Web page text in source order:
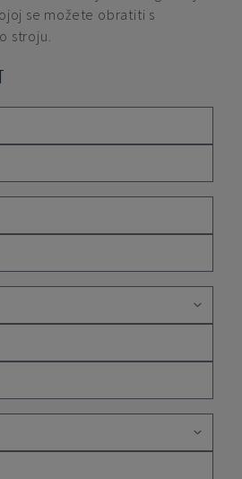
se možete obratiti s
stroju.